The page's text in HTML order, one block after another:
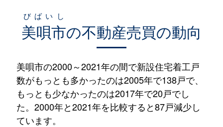
美唄市
びばいし
の不動産売買の動向
美唄市の2000～2021年の間で新設住宅着工戸
数がもっとも多かったのは2005年で138戸で、
もっとも少なかったのは2017年で20戸でし
た。2000年と2021年を比較すると87戸減少し
ています。